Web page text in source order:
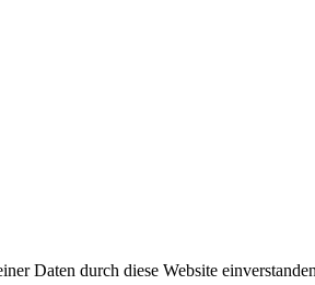
Daten durch diese Website